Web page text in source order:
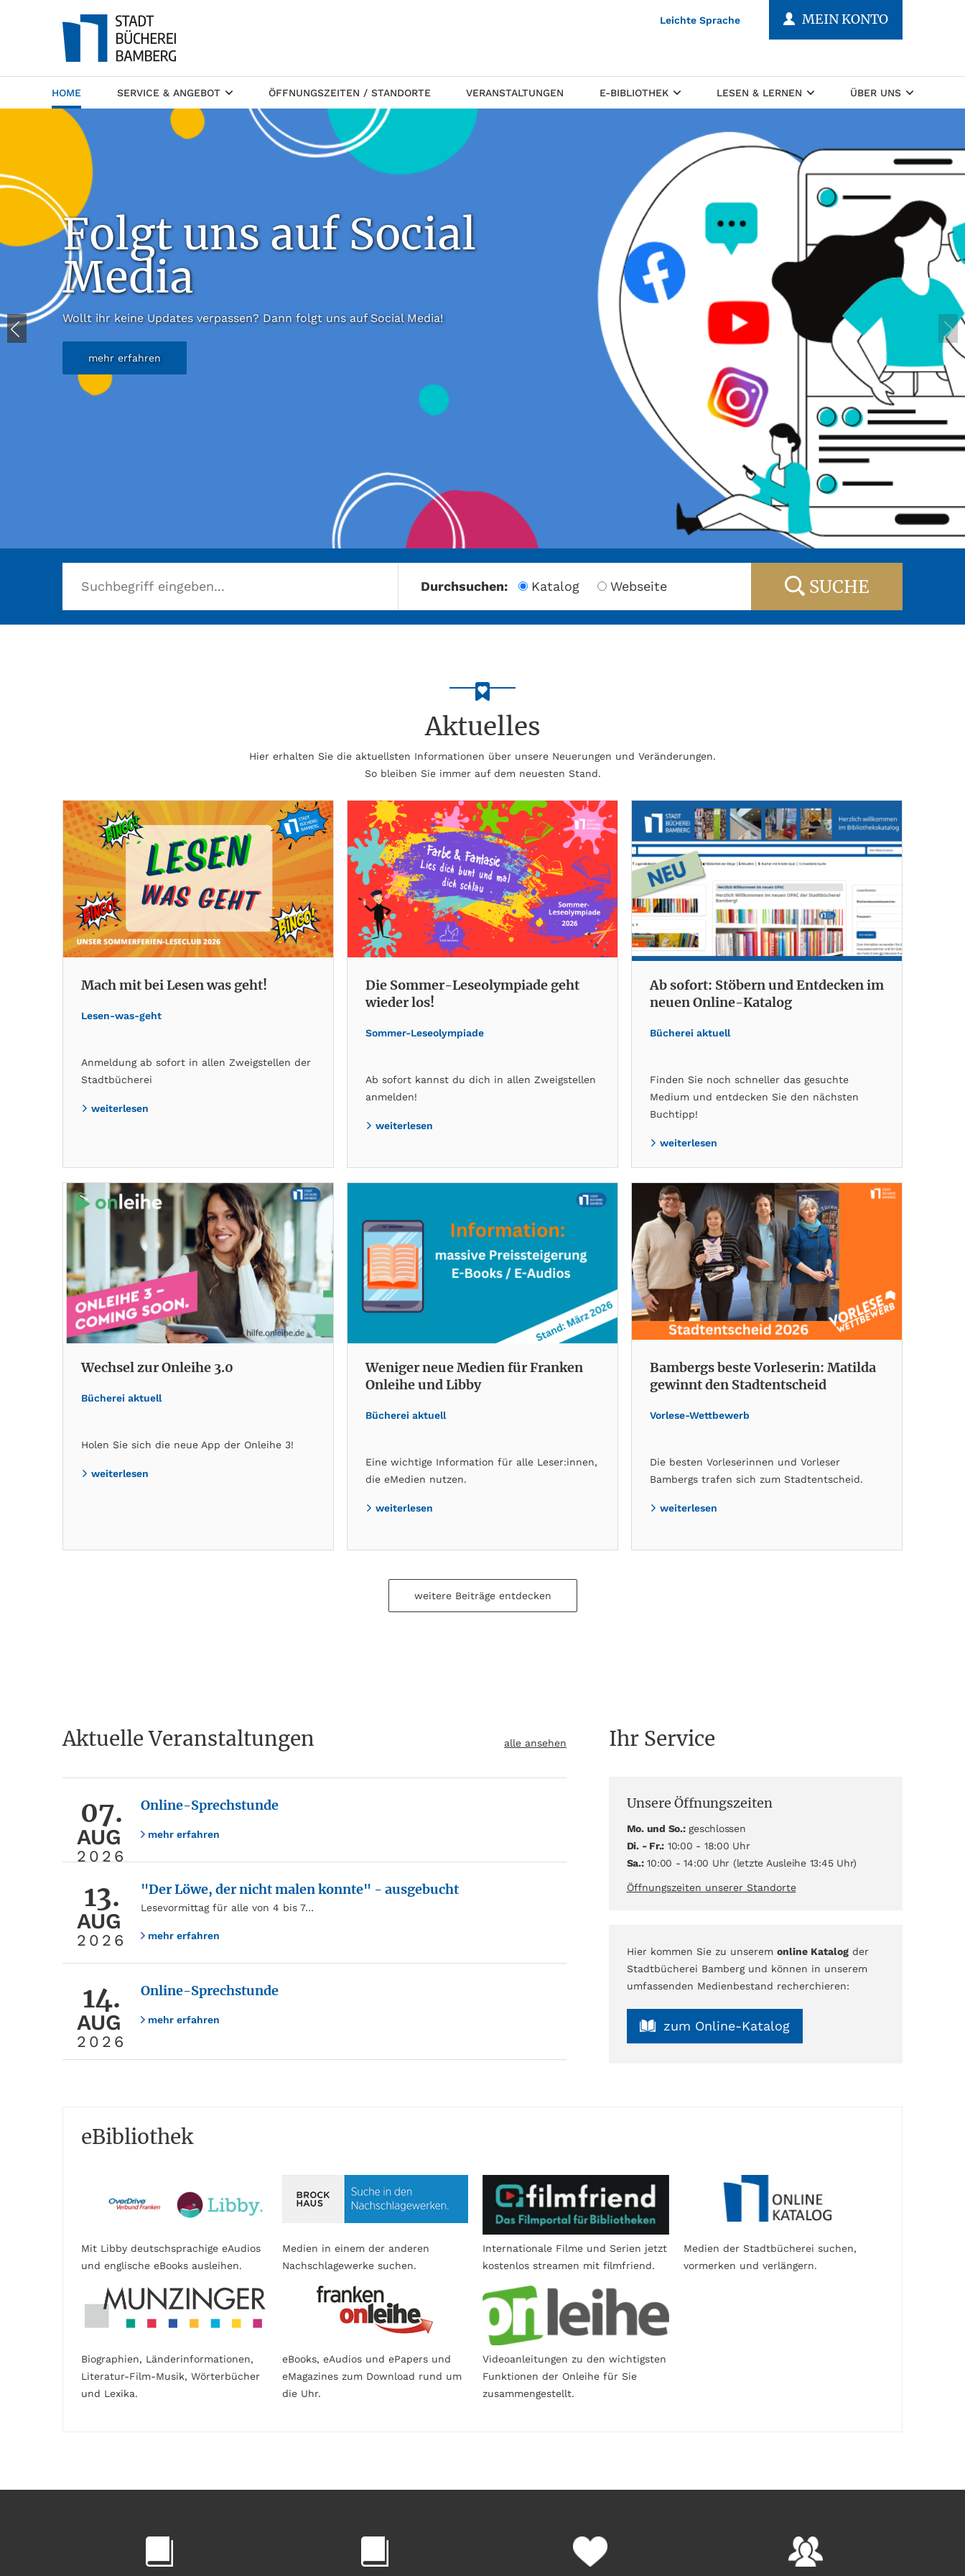
Leichte Sprache MEIN KONTO
HOME (CURRENT)SERVICE & ANGEBOT ÖFFNUNGSZEITEN / STANDORTE VERANSTALTUNGEN E-BIBLIOTHEK LESEN & LERNEN ÜBER UNS
Folgt uns auf Social
Media
Wollt ihr keine Updates verpassen? Dann folgt uns auf Social Media!
mehr erfahren
Durchsuchen: Katalog Webseite SUCHE
Aktuelles
Hier erhalten Sie die aktuellsten Informationen über unsere Neuerungen und Veränderungen.
So bleiben Sie immer auf dem neuesten Stand.
Mach mit bei Lesen was geht!
Lesen-was-geht
Anmeldung ab sofort in allen Zweigstellen der
Stadtbücherei
weiterlesen
Die Sommer-Leseolympiade geht
wieder los!
Sommer-Leseolympiade
Ab sofort kannst du dich in allen Zweigstellen
anmelden!
weiterlesen
Ab sofort: Stöbern und Entdecken im
neuen Online-Katalog
Bücherei aktuell
Finden Sie noch schneller das gesuchte
Medium und entdecken Sie den nächsten
Buchtipp!
weiterlesen
Wechsel zur Onleihe 3.0
Bücherei aktuell
Holen Sie sich die neue App der Onleihe 3!
weiterlesen
Weniger neue Medien für Franken
Onleihe und Libby
Bücherei aktuell
Eine wichtige Information für alle Leser:innen,
die eMedien nutzen.
weiterlesen
Bambergs beste Vorleserin: Matilda
gewinnt den Stadtentscheid
Vorlese-Wettbewerb
Die besten Vorleserinnen und Vorleser
Bambergs trafen sich zum Stadtentscheid.
weiterlesen
weitere Beiträge entdecken
Ihr Service
Unsere Öffnungszeiten
Mo. und So.:geschlossen
Di. - Fr.: 10:00 - 18:00 Uhr
Sa.:10:00 - 14:00 Uhr (letzte Ausleihe 13:45 Uhr)
Öffnungszeiten unserer Standorte
Hier kommen Sie zu unserem online Katalogder
Stadtbücherei Bamberg und können in unserem
umfassenden Medienbestand recherchieren:
zum Online-Katalog
Aktuelle Veranstaltungen alle ansehen
07.
AUG
2026
Online-Sprechstunde
mehr erfahren
13.
AUG
2026
"Der Löwe, der nicht malen konnte" - ausgebucht
Lesevormittag für alle von 4 bis 7…
mehr erfahren
14.
AUG
2026
Online-Sprechstunde
mehr erfahren
eBibliothek
Mit Libby deutschsprachige eAudios
und englische eBooks ausleihen.
Medien in einem der anderen
Nachschlagewerke suchen.
Internationale Filme und Serien jetzt
kostenlos streamen mit filmfriend.
Medien der Stadtbücherei suchen,
vormerken und verlängern.
Biographien, Länderinformationen,
Literatur-Film-Musik, Wörterbücher
und Lexika.
eBooks, eAudios und ePapers und
eMagazines zum Download rund um
die Uhr.
Videoanleitungen zu den wichtigsten
Funktionen der Onleihe für Sie
zusammengestellt.